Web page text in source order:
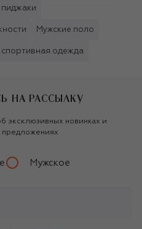
Мужские поло
спортивная одежда
НА РАССЫЛКУ
эксклюзивных новинках и
предложениях
Мужское